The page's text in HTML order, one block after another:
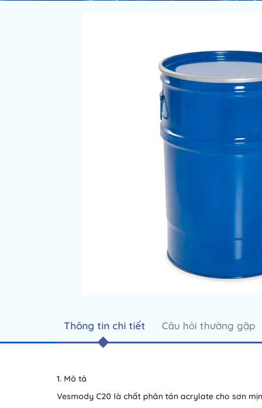
Thông tin chi tiết Câu hỏi thường gặp
1. Mô tả
Vesmody C20 là chất phân tán acrylate cho sơn